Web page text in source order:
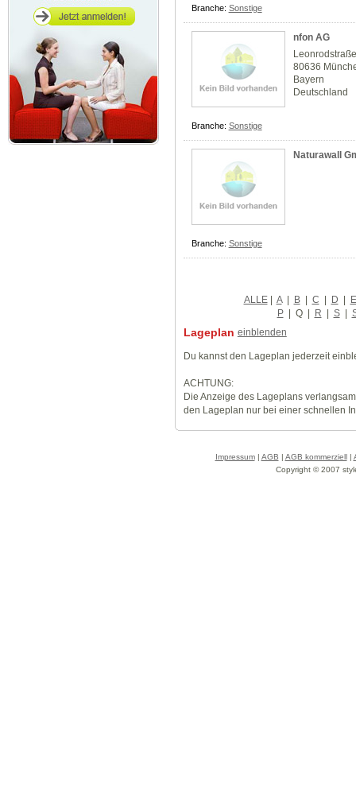
Branche: Sonstige
nfon AG
80636
Bayern
Deutschland
Branche: Sonstige
Naturawall
Branche: Sonstige
ALLE| A | B | C | D | E
P | Q | R | S |
Lageplan einblenden
Du kannst den Lageplan jederzeit
ACHTUNG:
Die Anzeige des Lageplans
den Lageplan nur bei einer schnellen
Impressum| AGB | AGB kommerziell|
Copyright © 2007